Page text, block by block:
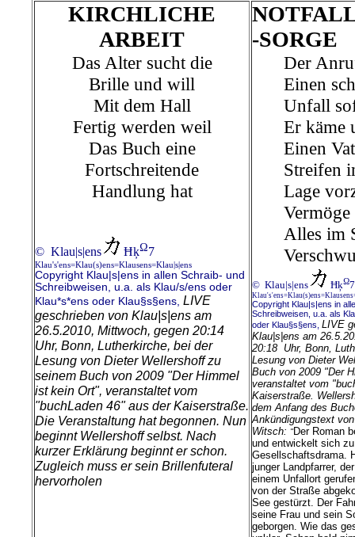
KIRCHLICHE
ARBEIT
Das Alter sucht die
Brille und will
Mit dem Hall
Fertig werden weil
Das Buch eine
Fortschreitende
Handlung hat
© Klau|s|ens ĦķΩ7
Klau's'ens=Klau(s)ens=Klausens=Klau|s|ens
Copyright Klau|s|ens in allen Schraib- und
Schreibweisen, u.a. als Klau/s/ens oder
Klau*s*ens oder Klau§s§ens, LIVE
geschrieben von Klau|s|ens am
26.5.2010, Mittwoch, gegen 20:14
Uhr, Bonn, Lutherkirche, bei der
Lesung von Dieter Wellershoff zu
seinem Buch von 2009 "Der Himmel
ist kein Ort", veranstaltet vom
"buchLaden 46" aus der Kaiserstraße.
Die Veranstaltung hat begonnen. Nun
beginnt Wellershoff selbst. Nach
kurzer Erklärung beginnt er schon.
Zugleich muss er sein Brillenfuteral
hervorholen
-SORGE
Der
Einen
Unfall
Er käme
Einen
Streifen
Lage
Vermöge
Alles im
© Klau|s|ens ĦķΩ7
Copyright Klau|s|ens in
Schreibweisen, u.a. als
oder Klau§s§ens, LIVE
Klau|s|ens am
20:18 Uhr, Bonn,
Lesung von Dieter
Buch von 2009 "Der
veranstaltet vom
Kaiserstraße.
dem Anfang des
Ankündigungstext
Witsch: "Der Roman
und entwickelt sich
Gesellschaftsdrama.
junger Landpfarrer,
einem Unfallort
von der Straße
See gestürzt. Der
seine Frau und sein
geborgen. Wie das